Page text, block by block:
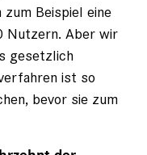
Beispiel eine
Nutzern. Aber wir
gesetzlich
ist so
bevor sie zum